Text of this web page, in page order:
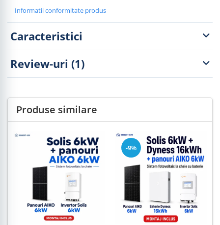
Informatii conformitate produs
Caracteristici
Review-uri (1)
Produse similare
-9%